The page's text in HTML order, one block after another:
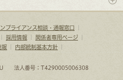
プライアンス相談・通報窓口
採用情報｜ 関係者専用ページ｜
報
内部統制基本方針
法人番号：T4290005006308